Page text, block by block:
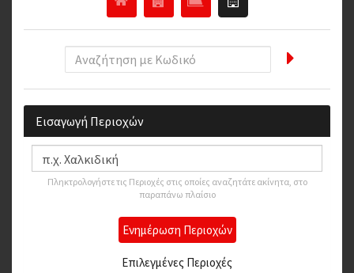
Εισαγωγή Περιοχών
Πληκτρολογήστε τις Περιοχές στις οποίες αναζητάτε ακίνητα, στο
παραπάνω πλαίσιο
Ενημέρωση Περιοχών
Επιλεγμένες Περιοχές